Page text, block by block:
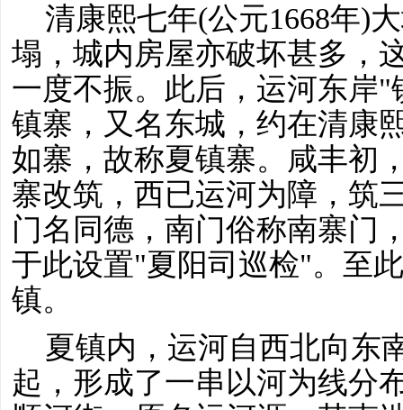
清康熙七年(公元1668年)
塌，城内房屋亦破坏甚多，
一度不振。此后，运河东岸
镇寨，又名东城，约在清康
如寨，故称夏镇寨。咸丰初
寨改筑，西已运河为障，筑
门名同德，南门俗称南寨门
于此设置"夏阳司巡检"。至
镇。
夏镇内，运河自西北向东
起，形成了一串以河为线分